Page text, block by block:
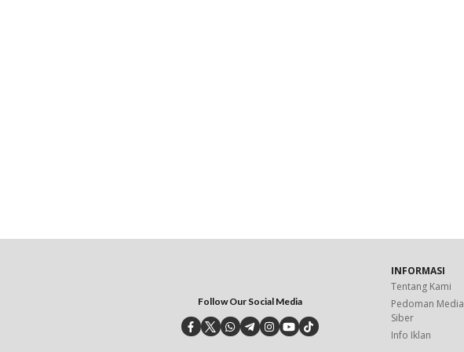
Follow Our Social Media
INFORMASI
Tentang Kami
Pedoman Media
Siber
Info Iklan